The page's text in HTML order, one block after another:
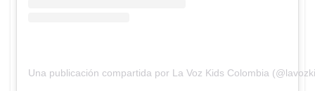
Una publicación compartida por La Voz Kids Colombia